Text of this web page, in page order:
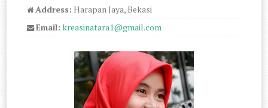
Address: Harapan Jaya, Bekasi
Email: kreasinatara1@gmail.com